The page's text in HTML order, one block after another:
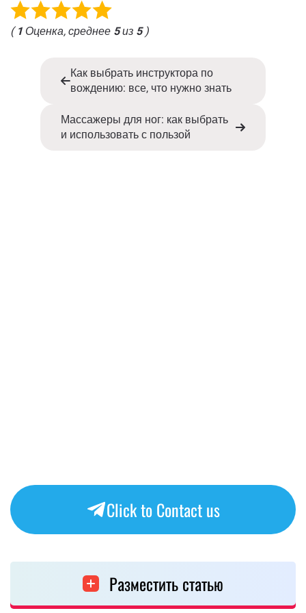
( 1 Оценка, среднее 5из 5)
Как выбрать инструктора по
вождению: все, что нужно знать
Массажеры для ног: как выбрать
и использовать с пользой
Click to Contact us
Разместить статью